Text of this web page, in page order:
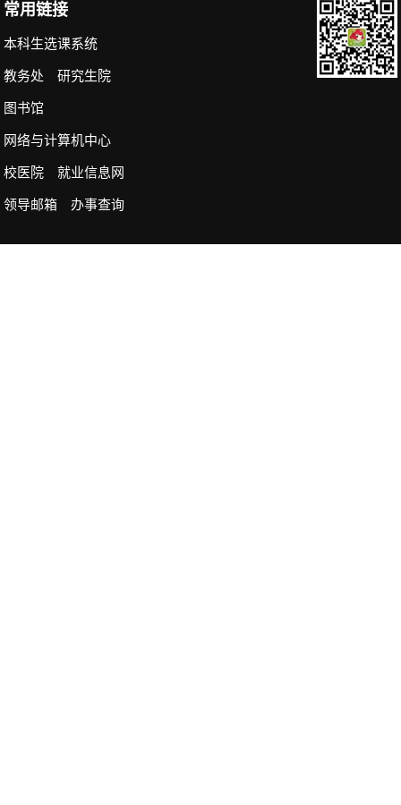
常用链接
本科生选课系统
教务处 研究生院
图书馆
网络与计算机中心
校医院 就业信息网
领导邮箱 办事查询